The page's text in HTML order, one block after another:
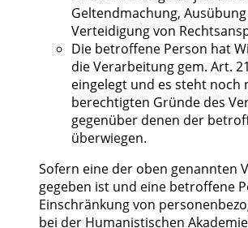
Geltendmachung,
Verteidigung von
Die betroffene Person hat
die Verarbeitung gem. Art.
eingelegt und es steht noch
berechtigten Gründe des
gegenüber denen der
überwiegen.
Sofern eine der oben genannten
gegeben ist und eine betroffene
Einschränkung von
bei der Humanistischen